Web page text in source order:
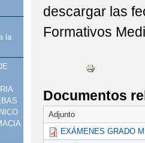
la
descargar las
Formativos
Documentos
Adjunto
EXÁMENES GRADO